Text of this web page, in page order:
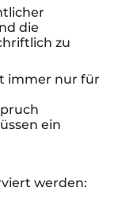
die
zu
immer nur für
ein
werden: